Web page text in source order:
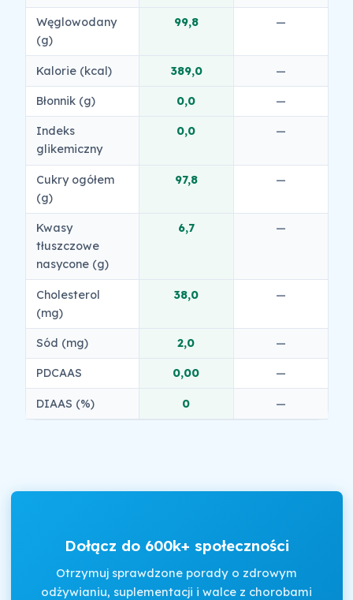
Węglowodany
(g)
99,8 —
Kalorie (kcal) 389,0 —
Błonnik (g) 0,0 —
Indeks
glikemiczny
0,0 —
Cukry ogółem
(g)
97,8 —
Kwasy
tłuszczowe
nasycone (g)
6,7 —
Cholesterol
(mg)
38,0 —
Sód (mg) 2,0 —
PDCAAS 0,00 —
DIAAS (%) 0 —
Dołącz do 600k+ społeczności
Otrzymuj sprawdzone porady o zdrowym
odżywianiu, suplementacji i walce z chorobami